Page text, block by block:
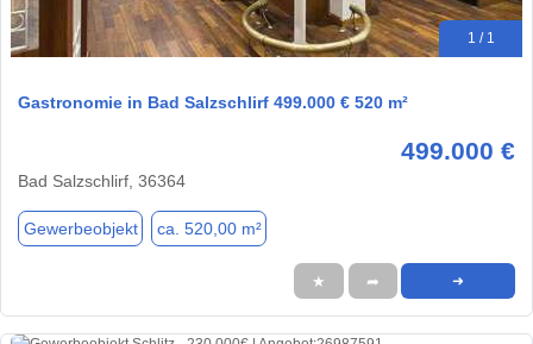
1 / 1
Gastronomie in Bad Salzschlirf 499.000 € 520 m²
499.000 €
Bad Salzschlirf, 36364
Gewerbeobjekt ca. 520,00 m²
★ ➦ ➜